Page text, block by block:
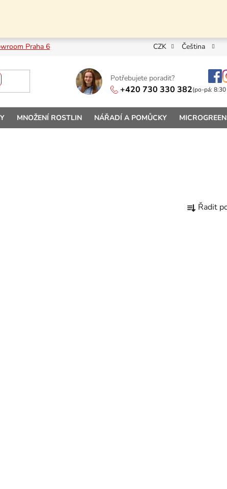
Praha 6 CZK Čeština
Potřebujete poradit?
+420 730 330 382(po-pá:
MNOŽENÍ ROSTLIN NÁŘADÍ A POMŮCKY
Řadit